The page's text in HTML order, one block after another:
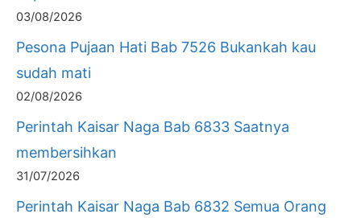
03/08/2026
Pesona Pujaan Hati Bab 7526 Bukankah kau
sudah mati
02/08/2026
Perintah Kaisar Naga Bab 6833 Saatnya
membersihkan
31/07/2026
Perintah Kaisar Naga Bab 6832 Semua Orang